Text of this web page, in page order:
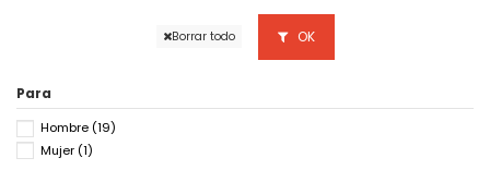
Borrar todo OK
Para
Hombre (19)
Mujer (1)